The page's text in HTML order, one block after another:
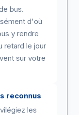
bus.
d'où
y rendre
retard le jour
sur votre
reconnus
les